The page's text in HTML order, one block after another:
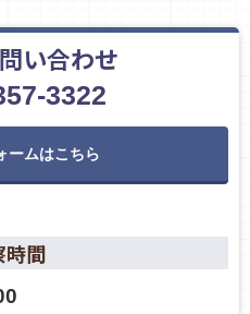
い合わせ
3322
ームはこちら
時間